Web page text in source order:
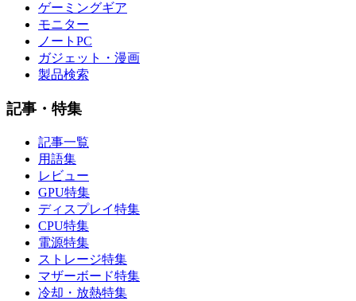
ゲーミングギア
モニター
ノートPC
ガジェット・漫画
製品検索
記事・特集
記事一覧
用語集
レビュー
GPU特集
ディスプレイ特集
CPU特集
電源特集
ストレージ特集
マザーボード特集
冷却・放熱特集